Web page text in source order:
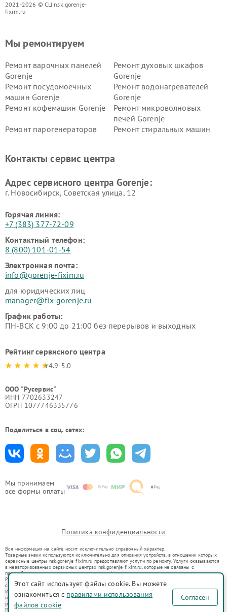
2021-2026 © СЦ nsk.gorenje-
fixim.ru
Мы принимаем
все формы оплаты
Мы ремонтируем
Ремонт варочных панелей
Gorenje
Ремонт духовых шкафов
Gorenje
Ремонт посудомоечных
машин Gorenje
Ремонт водонагревателей
Gorenje
Ремонт кофемашин Gorenje
Ремонт микроволновых
печей Gorenje
Ремонт парогенераторов
Ремонт стиральных машин
Контакты сервис центра
Адрес сервисного центра Gorenje:
г. Новосибирск, Советская улица, 12
Горячая линия:
+7 (383) 377-72-09
Контактный телефон:
8 (800) 101-01-54
Электронная почта:
info@gorenje-fixim.ru
для юридических лиц
manager@fix-gorenje.ru
График работы:
ПН-ВСК с 9:00 до 21:00 без перерывов и выходных
Рейтинг сервисного центра
4.9-5.0
ООО "Русервис"
ИНН 7702633247
ОГРН 1077746335776
Поделиться в соц. сетях:
Политика конфиденциальности
Вся информация на сайте носит исключительно справочный характер.
Товарные знаки используются исключительно для описания устройств, в отношении которых
сервисные центры nsk.gorenje-fixim.ru предоставляют услуги по ремонту. Услуги оказываются
в неавторизованных сервисных центрах nsk.gorenje-fixim.ru, которые не связаны с
правообладателями товарных знаков или их официальными представителями.
Ремонт осуществляется для устройств, уже введенных в гражданский оборот в соответствии
со статьей 1487 ГК РФ.
Использование товарных знаков не преследует цели индивидуализации услуг или введения
потребителей в заблуждение, а служит для информирования о предоставляемых услугах по
ремонту техники указанных брендов.
Представленная на сайте информация не является публичной офертой, определяемой
Этот сайт использует файлы cookie. Вы можете
ознакомиться с правилами использования
файлов cookie
Согласен